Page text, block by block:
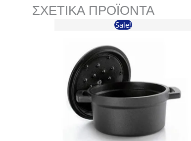
ΣΧΕΤΙΚΆ ΠΡΟΪΌΝΤΑ
Sale!